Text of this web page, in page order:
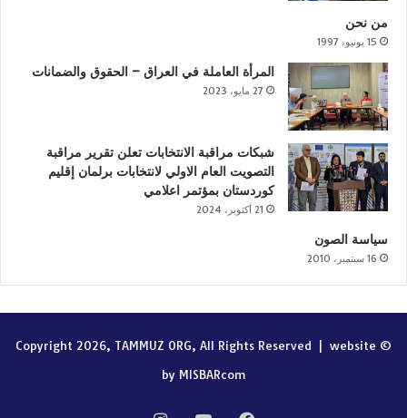
من نحن
15 يونيو، 1997
المرأة العاملة في العراق – الحقوق والضمانات
27 مايو، 2023
شبكات مراقبة الانتخابات تعلن تقرير مراقبة
التصويت العام الاولي لانتخابات برلمان إقليم
كوردستان بمؤتمر اعلامي
21 أكتوبر، 2024
سياسة الصون
16 سبتمبر، 2010
© Copyright 2026, TAMMUZ ORG, All Rights Reserved |
website
by MISBARcom